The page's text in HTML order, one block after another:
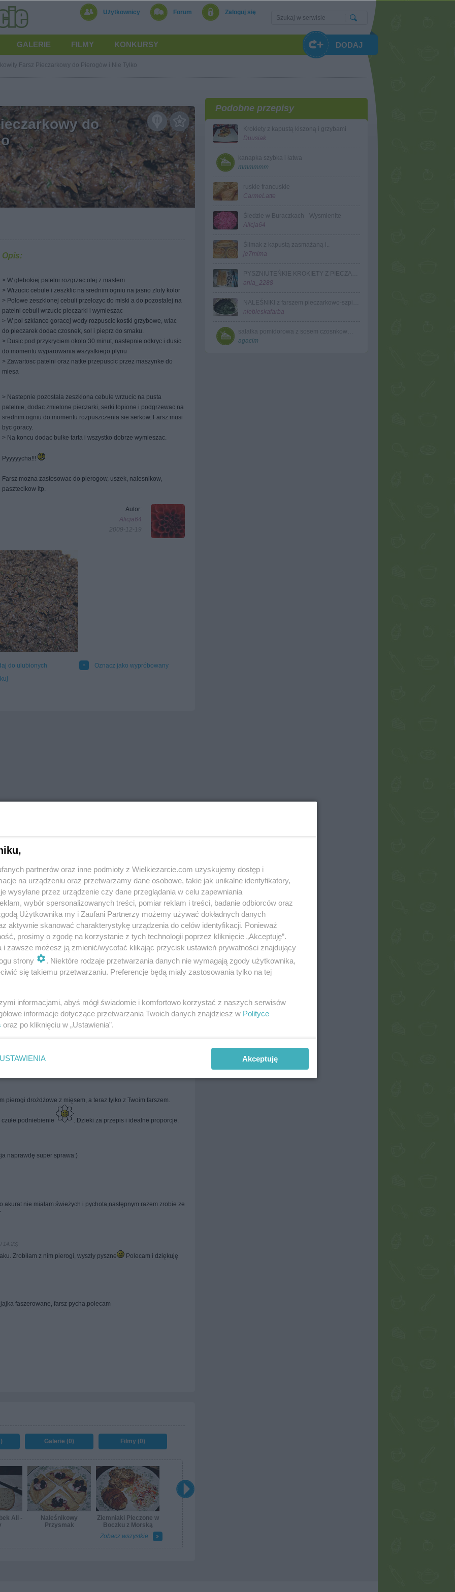
Użytkownicy Forum Zaloguj się
GALERIE FILMY KONKURSY DODAJ
Farsz Pieczarkowy do Pierogȯw i Nie Tylko
do
Opis:
> W glebokiej patelni rozgrzac olej z maslem
> Wrzucic cebule i zeszklic na srednim ogniu na jasno zloty kolor
> Polowe zeszklonej cebuli przelozyc do miski a do pozostalej na
patelni cebuli wrzucic pieczarki i wymieszac
> W pol szklance goracej wody rozpuscic kostki grzybowe, wlac
do pieczarek dodac czosnek, sol i pieprz do smaku.
> Dusic pod przykryciem okolo 30 minut, nastepnie odkryc i dusic
do momentu wyparowania wszystkiego plynu
> Zawartosc patelni oraz natke przepuscic przez maszynke do
miesa
> Nastepnie pozostala zeszklona cebule wrzucic na pusta
patelnie, dodac zmielone pieczarki, serki topione i podgrzewac na
srednim ogniu do momentu rozpuszczenia sie serkow. Farsz musi
byc goracy.
> Na koncu dodac bulke tarta i wszystko dobrze wymieszac.
Pyyyyycha!!!
Farsz mozna zastosowac do pierogow, uszek, nalesnikow,
pasztecikow itp.
Autor:
Alicja64
2009-12-19
do ulubionych
Oznacz jako wypróbowany
polska Potrawy mączne
Potrawy z grzybów
Święta Bożego Narodzenia Potrawy wigilijne
Warzywa
więcej tagów
Zobacz wszystkie komentarze ( 8)
sosie beszamelowym, posypane serem żółtym
przyszłości,,,przepis laduje w ulubionych
pierogi drożdżowe z mięsem, a teraz tylko z Twoim farszem.
podniebienie . Dzieki za przepis i idealne proporcje.
naprawdę super sprawa:)
akurat nie miałam świeżych i pychota,następnym razem zrobie ze
14:23)
Zrobiłam z nim pierogi, wyszły pyszne
Polecam i dziękuję
faszerowane, farsz pycha,polecam
Galerie (0) Filmy (0)
Ali -
Naleśnikowy
Przysmak
Ziemniaki Pieczone w
Boczku z Morską
Solą, Rozmarynem i
Papryką
Zobacz wszystkie
Podobne przepisy
Krokiety z kapustą kiszoną i grzybami
Duusiak
kanapka szybka i łatwa
mmmmmm
ruskie francuskie
CarmeLatte
Śledzie w Buraczkach - Wysmienite
Alicja64
Ślimak z kapustą zasmażaną i..
je7mima
ania_2288
niebieskafarba
agacim
partnerów oraz inne podmioty z Wielkiezarcie.com uzyskujemy dostęp i
na urządzeniu oraz przetwarzamy dane osobowe, takie jak unikalne identyfikatory,
wysyłane przez urządzenie czy dane przeglądania w celu zapewniania
wybór spersonalizowanych treści, pomiar reklam i treści, badanie odbiorców oraz
Użytkownika my i Zaufani Partnerzy możemy używać dokładnych danych
aktywnie skanować charakterystykę urządzenia do celów identyfikacji. Ponieważ
prosimy o zgodę na korzystanie z tych technologii poprzez kliknięcie „Akceptuję”.
i zawsze możesz ją zmienić/wycofać klikając przycisk ustawień prywatności znajdujący
strony
. Niektóre rodzaje przetwarzania danych nie wymagają zgody użytkownika,
się takiemu przetwarzaniu. Preferencje będą miały zastosowania tylko na tej
informacjami, abyś mógł świadomie i komfortowo korzystać z naszych serwisów
informacje dotyczące przetwarzania Twoich danych znajdziesz w Polityce
oraz po kliknięciu w „Ustawienia”.
USTAWIENIA Akceptuję